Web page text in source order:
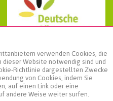
verwenden Cookies, die
dieser Website notwendig sind und
Richtlinie dargestellten Zwecke
von Cookies, indem Sie
auf einen Link oder eine
andere Weise weiter surfen.